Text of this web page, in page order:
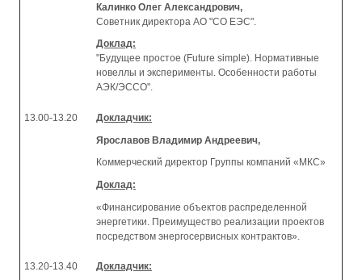
Калинко Олег Александрович,
Советник директора АО "СО ЕЭС".
Доклад:
"Будущее простое (Future simple). Нормативные
новеллы и эксперименты. Особенности работы
АЭК/ЭССО".
13.00-13.20
Докладчик:
Ярославов Владимир Андреевич,
Коммерческий директор Группы компаний «МКС»
Доклад:
«Финансирование объектов распределенной
энергетики. Преимущество реализации проектов
посредством энергосервисных контрактов».
13.20-13.40
Докладчик: